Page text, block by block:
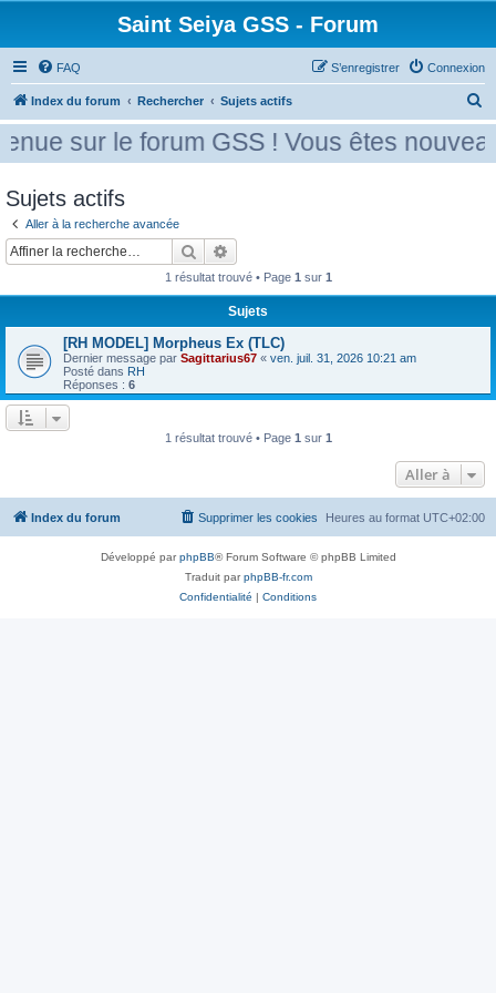
Saint Seiya GSS - Forum
FAQ Connexion
S’enregistrer
Index du forum Rechercher Sujets actifs
e
c
sur le forum GSS ! Vous êtes
Sujets actifs
Aller à la recherche avancée
Rechercher
1 résultat trouvé • Page 1 sur 1
Sujets
[RH MODEL] Morpheus Ex (TLC)
Dernier message par Sagittarius67 « ven. juil. 31, 2026 10:21 am
Posté dans RH
Réponses : 6
1 résultat trouvé • Page 1 sur 1
Aller à
Index du forum Heures au format UTC+02:00
Supprimer les cookies
Développé parphpBB® Forum Software © phpBB Limited
Traduit parphpBB-fr.com
Confidentialité | Conditions